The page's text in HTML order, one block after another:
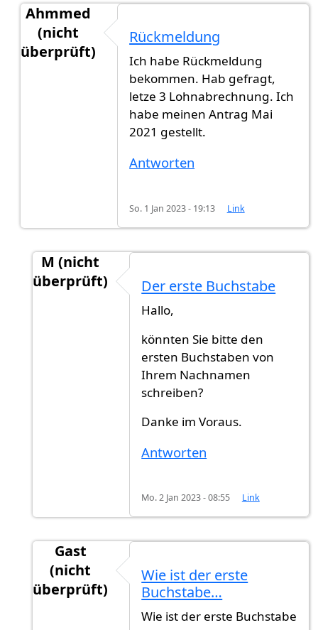
Ahmmed
(nicht
überprüft)
Hat jemand eine neue…von
Rückmeldung
Ich habe Rückmeldung
bekommen. Hab gefragt,
letze 3 Lohnabrechnung. Ich
habe meinen Antrag Mai
2021 gestellt.
Antworten
So. 1 Jan 2023 - 19:13 Link
M (nicht
überprüft)
RückmeldungvonAhmmed
Der erste Buchstabe
Hallo,
könnten Sie bitte den
ersten Buchstaben von
Ihrem Nachnamen
schreiben?
Danke im Voraus.
Antworten
Mo. 2 Jan 2023 - 08:55 Link
Gast
(nicht
überprüft)
Rückmeldung Ahmmed
Wie ist der erste
Buchstabe…
Wie ist der erste Buchstabe